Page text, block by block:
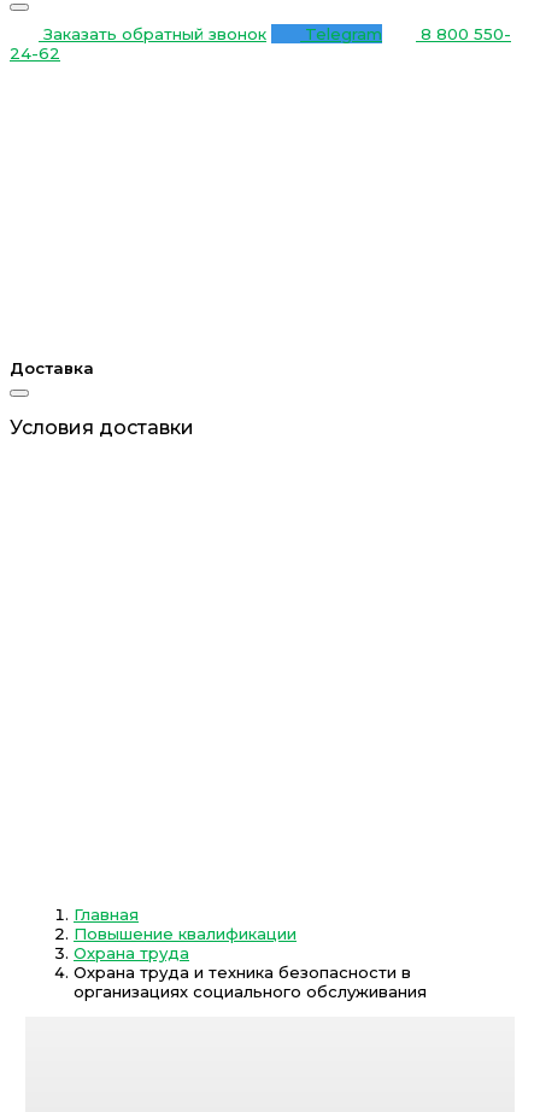
Заказать обратный звонок Telegram
8 800 550-
24-62
Доставка
Условия доставки
Главная
Повышение квалификации
Охрана труда
Охрана труда и техника безопасности в
организациях социального обслуживания